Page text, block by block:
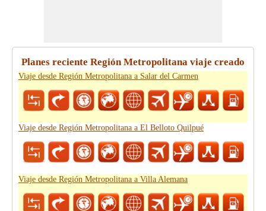
Planes reciente Región Metropolitana viaje creado
Viaje desde Región Metropolitana a Salar del Carmen
Viaje desde Región Metropolitana a El Belloto Quilpué
Viaje desde Región Metropolitana a Villa Alemana